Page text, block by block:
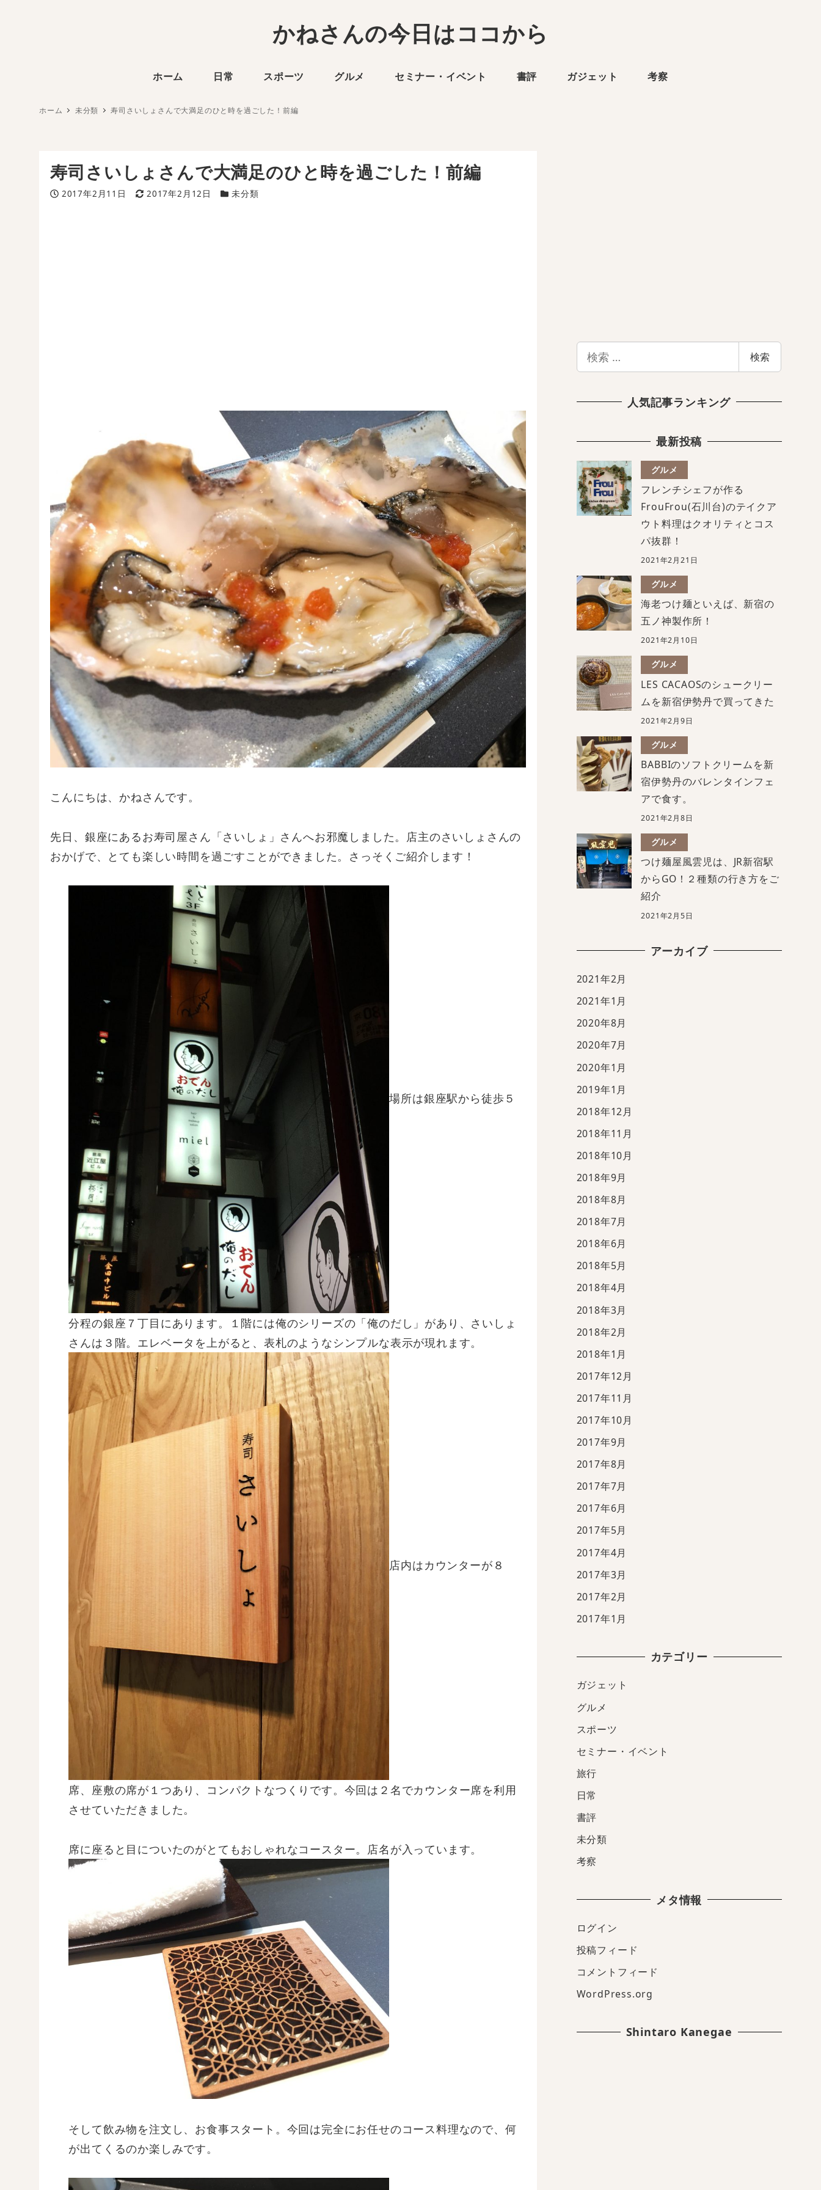
かねさんの今日はココから
ホーム 日常 スポーツ グルメ セミナー・イベント 書評 ガジェット 考察
ホーム 未分類 寿司さいしょさんで大満足のひと時を過ごした！前編
寿司さいしょさんで大満足のひと時を過ごした！前編
投稿日
2017年2月11日 更新日
2017年2月12日 カテゴリー
未分類
こんにちは、かねさんです。
先日、銀座にあるお寿司屋さん「さいしょ」さんへお邪魔しました。店主のさいしょさんの
おかげで、とても楽しい時間を過ごすことができました。さっそくご紹介します！
場所は銀座駅から徒歩５
分程の銀座７丁目にあります。１階には俺のシリーズの「俺のだし」があり、さいしょ
さんは３階。エレベータを上がると、表札のようなシンプルな表示が現れます。
店内はカウンターが８
席、座敷の席が１つあり、コンパクトなつくりです。今回は２名でカウンター席を利用
させていただきました。
席に座ると目についたのがとてもおしゃれなコースター。店名が入っています。
そして飲み物を注文し、お食事スタート。今回は完全にお任せのコース料理なので、何
が出てくるのか楽しみです。
索
検索
人気記事ランキング
最新投稿
グルメ
フレンチシェフが作る
FrouFrou(石川台)のテイクア
ウト料理はクオリティとコス
パ抜群！
2021年2月21日
グルメ
海老つけ麺といえば、新宿の
五ノ神製作所！
2021年2月10日
グルメ
LES CACAOSのシュークリー
ムを新宿伊勢丹で買ってきた
2021年2月9日
グルメ
BABBIのソフトクリームを新
宿伊勢丹のバレンタインフェ
アで食す。
2021年2月8日
グルメ
つけ麺屋風雲児は、JR新宿駅
からGO！２種類の行き方をご
紹介
2021年2月5日
アーカイブ
2021年2月
2021年1月
2020年8月
2020年7月
2020年1月
2019年1月
2018年12月
2018年11月
2018年10月
2018年9月
2018年8月
2018年7月
2018年6月
2018年5月
2018年4月
2018年3月
2018年2月
2018年1月
2017年12月
2017年11月
2017年10月
2017年9月
2017年8月
2017年7月
2017年6月
2017年5月
2017年4月
2017年3月
2017年2月
2017年1月
カテゴリー
ガジェット
グルメ
スポーツ
セミナー・イベント
旅行
日常
書評
未分類
考察
メタ情報
ログイン
投稿フィード
コメントフィード
WordPress.org
Shintaro Kanegae